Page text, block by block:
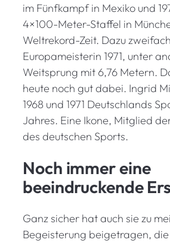
im Fünfkampf in Mexiko und
4×100-Meter-Staffel in
Weltrekord-Zeit. Dazu
Europameisterin 1971, unter
Weitsprung mit 6,76 Metern.
heute noch gut dabei. Ingrid
1968 und 1971 Deutschlands
Jahres. Eine Ikone, Mitglied
des deutschen Sports.
Noch immer eine
beeindruckende
Ganz sicher hat auch sie zu
Begeisterung beigetragen, die